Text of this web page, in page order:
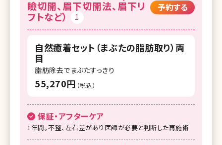
湘南美容クリニック 久留米院
湘南美容クリニック 鹿児島中央院
瞼切開、眉下切開法、眉下リ
フトなど）
1
予約する
自然癒着セット（まぶたの脂肪取り）両
目
脂肪除去でまぶたすっきり
55,270円 （税込）
保証・アフターケア
1年間。不整、左右差があり医師が必要と判断した再施術